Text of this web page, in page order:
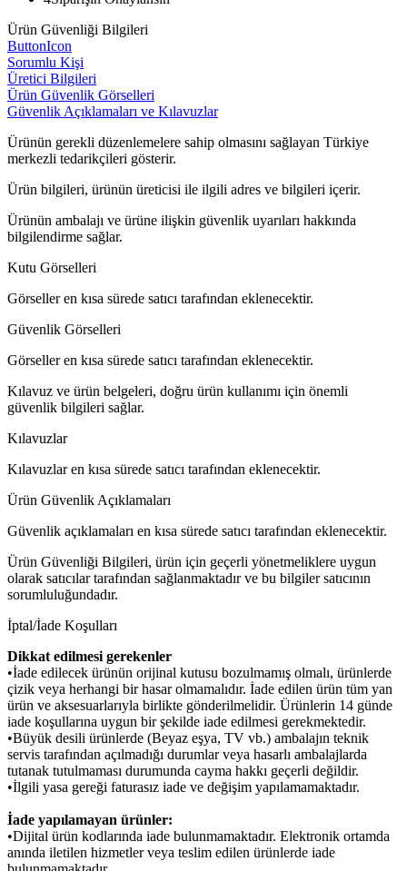
Ürün Güvenliği Bilgileri
ButtonIcon
Sorumlu Kişi
Üretici Bilgileri
Ürün Güvenlik Görselleri
Güvenlik Açıklamaları ve Kılavuzlar
Ürünün gerekli düzenlemelere sahip olmasını sağlayan Türkiye
merkezli tedarikçileri gösterir.
Ürün bilgileri, ürünün üreticisi ile ilgili adres ve bilgileri içerir.
Ürünün ambalajı ve ürüne ilişkin güvenlik uyarıları hakkında
bilgilendirme sağlar.
Kutu Görselleri
Görseller en kısa sürede satıcı tarafından eklenecektir.
Güvenlik Görselleri
Görseller en kısa sürede satıcı tarafından eklenecektir.
Kılavuz ve ürün belgeleri, doğru ürün kullanımı için önemli
güvenlik bilgileri sağlar.
Kılavuzlar
Kılavuzlar en kısa sürede satıcı tarafından eklenecektir.
Ürün Güvenlik Açıklamaları
Güvenlik açıklamaları en kısa sürede satıcı tarafından eklenecektir.
Ürün Güvenliği Bilgileri, ürün için geçerli yönetmeliklere uygun
olarak satıcılar tarafından sağlanmaktadır ve bu bilgiler satıcının
sorumluluğundadır.
İptal/İade Koşulları
Dikkat edilmesi gerekenler
•İade edilecek ürünün orijinal kutusu bozulmamış olmalı, ürünlerde
çizik veya herhangi bir hasar olmamalıdır. İade edilen ürün tüm yan
ürün ve aksesuarlarıyla birlikte gönderilmelidir. Ürünlerin 14 günde
iade koşullarına uygun bir şekilde iade edilmesi gerekmektedir.
•Büyük desili ürünlerde (Beyaz eşya, TV vb.) ambalajın teknik
servis tarafından açılmadığı durumlar veya hasarlı ambalajlarda
tutanak tutulmaması durumunda cayma hakkı geçerli değildir.
•İlgili yasa gereği faturasız iade ve değişim yapılamamaktadır.
İade yapılamayan ürünler:
•Dijital ürün kodlarında iade bulunmamaktadır. Elektronik ortamda
anında iletilen hizmetler veya teslim edilen ürünlerde iade